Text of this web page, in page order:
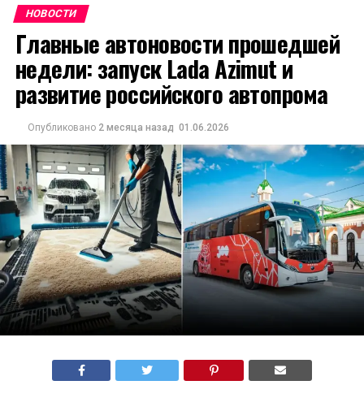
НОВОСТИ
Главные автоновости прошедшей
недели: запуск Lada Azimut и
развитие российского автопрома
Опубликовано 2 месяца назад 01.06.2026